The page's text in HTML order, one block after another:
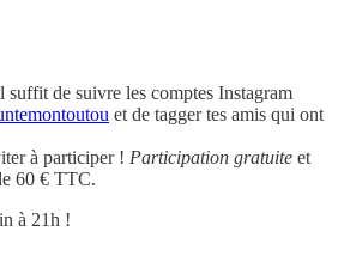
suffit de suivre les comptes Instagram
et de tagger tes amis qui ont
à participer ! Participation gratuite et
60 € TTC.
à 21h !